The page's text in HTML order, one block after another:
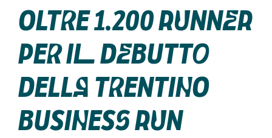
Oltre 1.200 runner
per il debutto
della Trentino
Business Run